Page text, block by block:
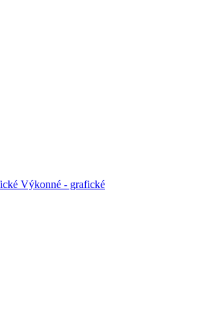
Výkonné - grafické